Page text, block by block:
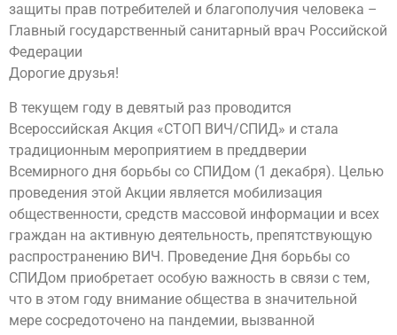
защиты прав потребителей и благополучия человека –
Главный государственный санитарный врач Российской
Федерации
Дорогие друзья!
В текущем году в девятый раз проводится
Всероссийская Акция «СТОП ВИЧ/СПИД» и стала
традиционным мероприятием в преддверии
Всемирного дня борьбы со СПИДом (1 декабря). Целью
проведения этой Акции является мобилизация
общественности, средств массовой информации и всех
граждан на активную деятельность, препятствующую
распространению ВИЧ. Проведение Дня борьбы со
СПИДом приобретает особую важность в связи с тем,
что в этом году внимание общества в значительной
мере сосредоточено на пандемии, вызванной